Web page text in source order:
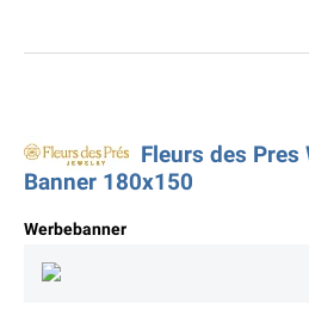
Fleurs des Pres
Banner 180x150
Werbebanner